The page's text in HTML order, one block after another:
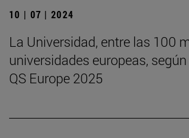
10 | 07 | 2024
La Universidad, entre las 100
universidades europeas,
QS Europe 2025